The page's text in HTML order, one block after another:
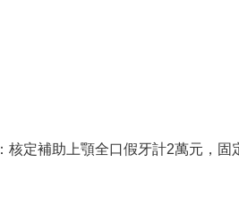
核定補助上顎全口假牙計2萬元，固